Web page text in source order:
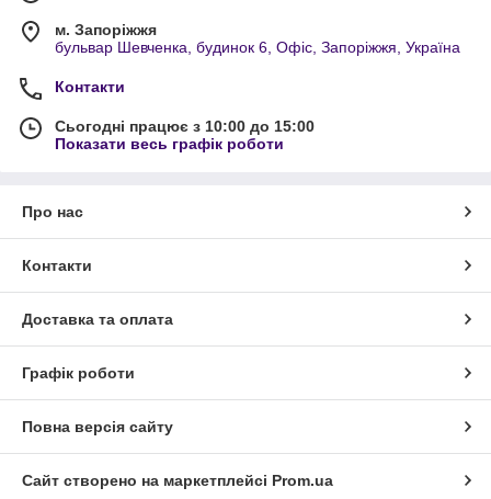
м. Запоріжжя
бульвар Шевченка, будинок 6, Офіс, Запоріжжя, Україна
Контакти
Сьогодні працює з 10:00 до 15:00
Показати весь графік роботи
Про нас
Контакти
Доставка та оплата
Графік роботи
Повна версія сайту
Сайт створено на маркетплейсі Prom.ua